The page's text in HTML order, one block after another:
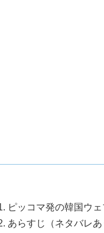
ピッコマ発の韓国ウ
あらすじ（ネタバレ